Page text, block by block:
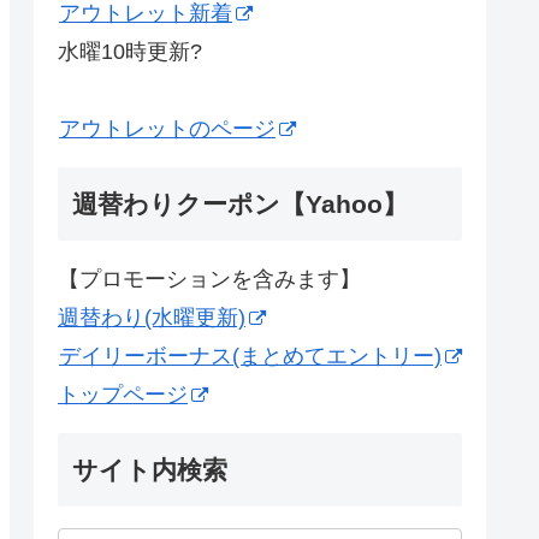
アウトレット新着
水曜10時更新?
アウトレットのページ
週替わりクーポン【Yahoo】
【プロモーションを含みます】
週替わり(水曜更新)
デイリーボーナス(まとめてエントリー)
トップページ
サイト内検索